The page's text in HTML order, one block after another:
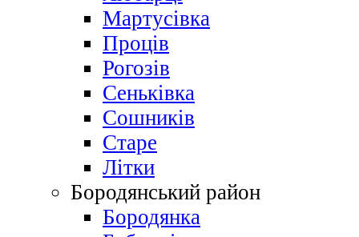
Мартусівка
Проців
Рогозів
Сеньківка
Сошників
Старе
Літки
Бородянський район
Бородянка